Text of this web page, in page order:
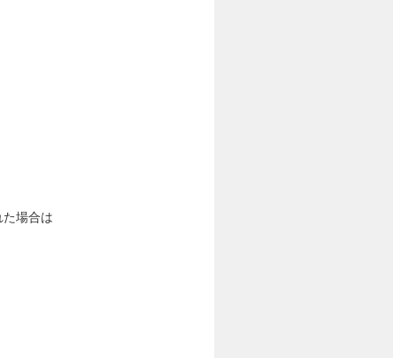
場合は